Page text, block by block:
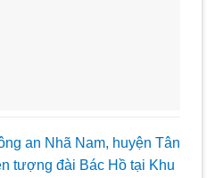
an Nhã Nam, huyện Tân
tượng đài Bác Hồ tại Khu